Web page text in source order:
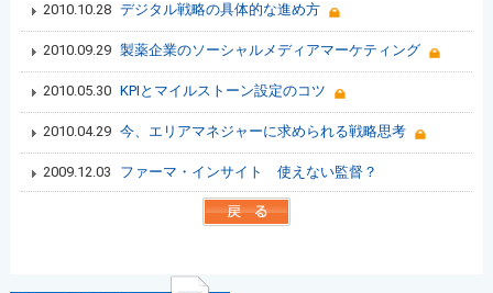
2010.10.28 デジタル戦略の具体的な進め方
2010.09.29 製薬企業のソーシャルメディアマーケティング
2010.05.30 KPIとマイルストーン設定のコツ
2010.04.29 今、エリアマネジャーに求められる戦略思考
2009.12.03 ファーマ・インサイト 使えない監督？